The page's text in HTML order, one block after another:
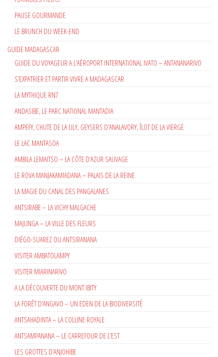
PAUSE GOURMANDE
LE BRUNCH DU WEEK-END
GUIDE MADAGASCAR
GUIDE DU VOYAGEUR A L’AÉROPORT INTERNATIONAL IVATO – ANTANANARIVO
S’EXPATRIER ET PARTIR VIVRE A MADAGASCAR
LA MYTHIQUE RN7
ANDASIBE, LE PARC NATIONAL MANTADIA
AMPEFY, CHUTE DE LA LILY, GEYSERS D’ANALAVORY, ÎLOT DE LA VIERGE
LE LAC MANTASOA
AMBILA LEMAITSO – LA CÔTE D’AZUR SAUVAGE
LE ROVA MANJAKAMIADANA – PALAIS DE LA REINE
LA MAGIE DU CANAL DES PANGALANES
ANTSIRABE – LA VICHY MALGACHE
MAJUNGA – LA VILLE DES FLEURS
DIÉGO-SUAREZ OU ANTSIRANANA
VISITER AMBATOLAMPY
VISITER MIARINARIVO
A LA DÉCOUVERTE DU MONT IBITY
LA FORÊT D’ANGAVO – UN EDEN DE LA BIODIVERSITÉ
ANTSAHADINTA – LA COLLINE ROYALE
ANTSAMPANANA – LE CARREFOUR DE L’EST
LES GROTTES D’ANJOHIBE